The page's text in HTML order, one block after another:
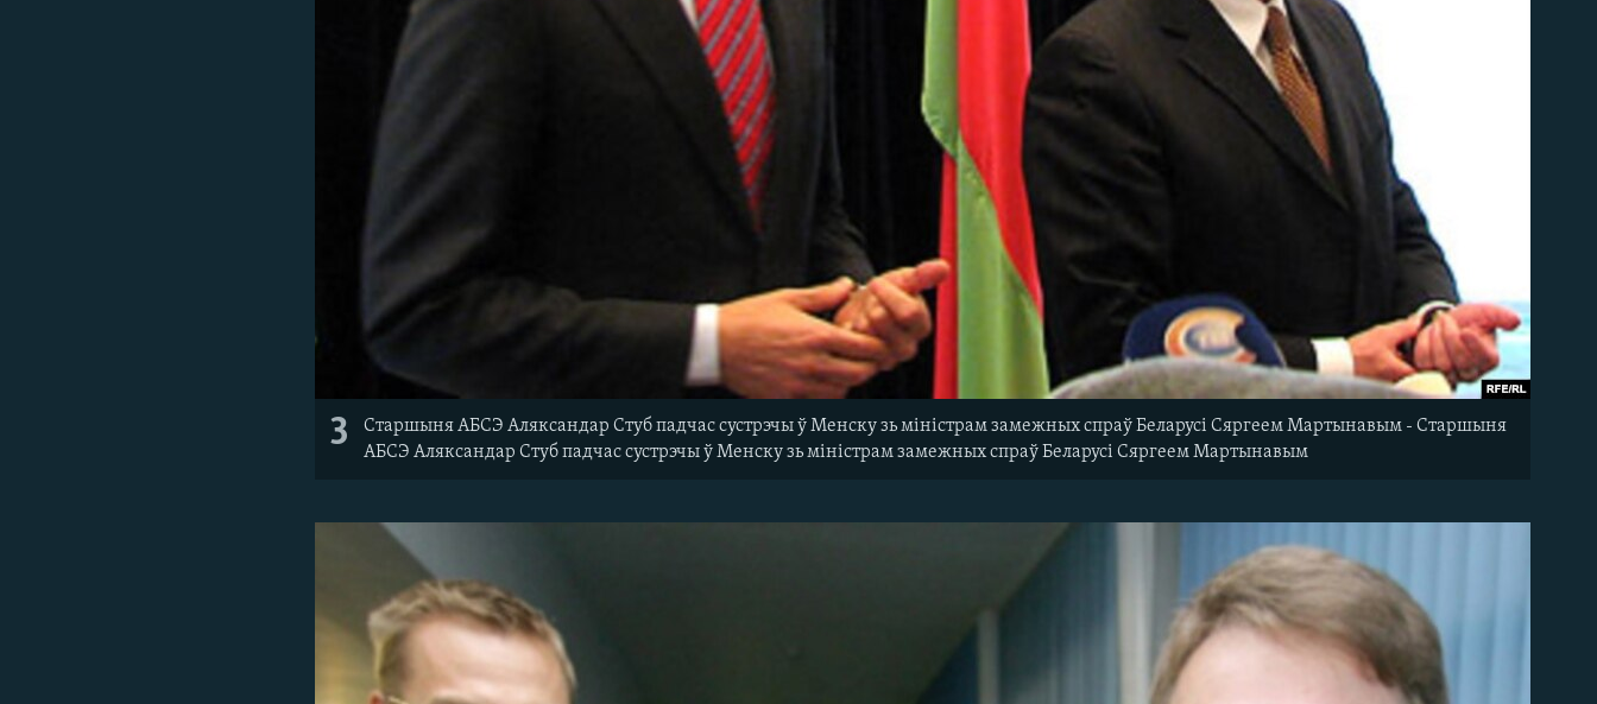
3
Старшыня АБСЭ Аляксандар Стуб падчас сустрэчы ў Менску зь міністрам замежных спраў Беларусі Сяргеем Мартынавым - Старшыня
АБСЭ Аляксандар Стуб падчас сустрэчы ў Менску зь міністрам замежных спраў Беларусі Сяргеем Мартынавым